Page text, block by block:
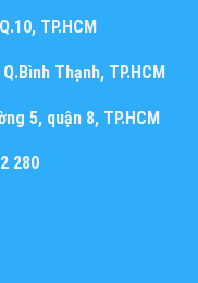
TP.HCM
Thạnh, TP.HCM
5, quận 8, TP.HCM
280